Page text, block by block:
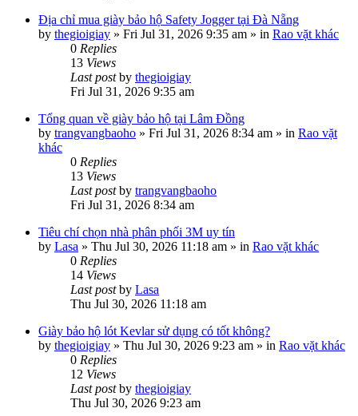
Địa chỉ mua giày bảo hộ Safety Jogger tại Đà Nẵng
by thegioigiay » Fri Jul 31, 2026 9:35 am » in Rao vặt khác
0 Replies
13 Views
Last postby thegioigiay
Fri Jul 31, 2026 9:35 am
Tổng quan về giày bảo hộ tại Lâm Đồng
by trangvangbaoho » Fri Jul 31, 2026 8:34 am » in Rao vặt
khác
0 Replies
13 Views
Last postby trangvangbaoho
Fri Jul 31, 2026 8:34 am
Tiêu chí chọn nhà phân phối 3M uy tín
by Lasa » Thu Jul 30, 2026 11:18 am » in Rao vặt khác
0 Replies
14 Views
Last postby Lasa
Thu Jul 30, 2026 11:18 am
Giày bảo hộ lót Kevlar sử dụng có tốt không?
by thegioigiay » Thu Jul 30, 2026 9:23 am » in Rao vặt khác
0 Replies
12 Views
Last postby thegioigiay
Thu Jul 30, 2026 9:23 am